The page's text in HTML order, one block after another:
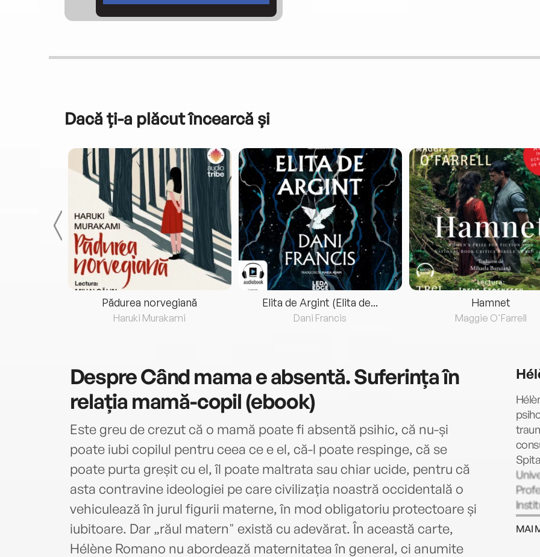
Dacă ți-a plăcut încearcă și
Pădurea norvegiană
Haruki Murakami
Elita de Argint (Elita de...
Dani Francis
Hamnet
Maggie O'Farrell
DespreCând mama e absentă. Suferința în
relația mamă-copil (ebook)
Este greu de crezut că o mamă poate fi absentă psihic, că nu-și
poate iubi copilul pentru ceea ce e el, că-l poate respinge, că se
poate purta greșit cu el, îl poate maltrata sau chiar ucide, pentru că
asta contravine ideologiei pe care civilizația noastră occidentală o
vehiculează în jurul figurii materne, în mod obligatoriu protectoare și
iubitoare. Dar „răul matern" există cu adevărat. În această carte,
Hélène Romano nu abordează maternitatea în general, ci anumite
MAI